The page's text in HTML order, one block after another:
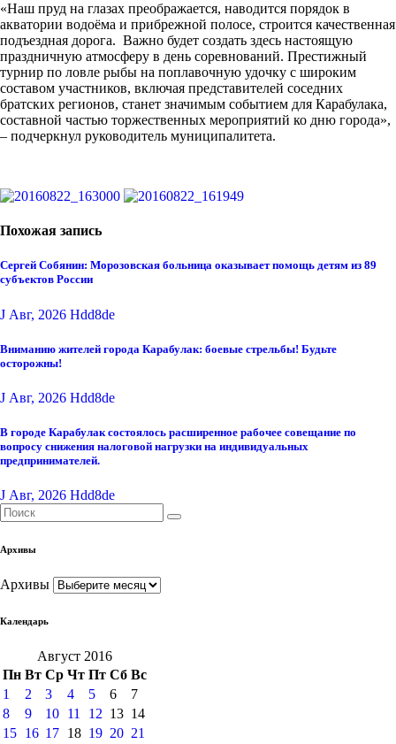
«Наш пруд на глазах преображается, наводится порядок в
акватории водоёма и прибрежной полосе, строится качественная
подъездная дорога. Важно будет создать здесь настоящую
праздничную атмосферу в день соревнований. Престижный
турнир по ловле рыбы на поплавочную удочку с широким
составом участников, включая представителей соседних
братских регионов, станет значимым событием для Карабулака,
составной частью торжественных мероприятий ко дню города»,
– подчеркнул руководитель муниципалитета.
Похожая запись
Сергей Собянин: Морозовская больница оказывает помощь детям из 89
субъектов России
J Авг, 2026 Hdd8de
Вниманию жителей города Карабулак: боевые стрельбы! Будьте
осторожны!
J Авг, 2026 Hdd8de
В городе Карабулак состоялось расширенное рабочее совещание по
вопросу снижения налоговой нагрузки на индивидуальных
предпринимателей.
J Авг, 2026 Hdd8de
Архивы
Архивы
Календарь
Август 2016
Пн Вт Ср Чт Пт Сб Вс
1
2 3 4 5 6
7
8
9 10 11 12 13 14
15 16 17 18 19 20 21